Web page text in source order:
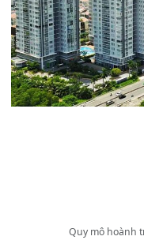
Quy mô hoành